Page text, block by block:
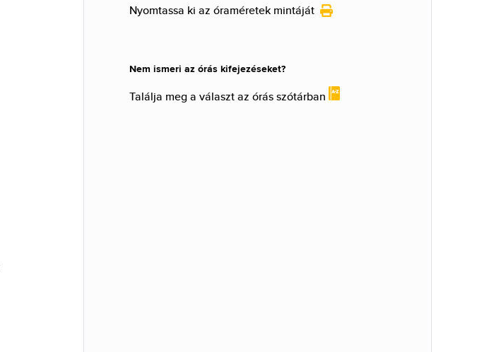
Nyomtassa ki az óraméretek mintáját
Nem ismeri az órás kifejezéseket?
Találja meg a választ az órás szótárban